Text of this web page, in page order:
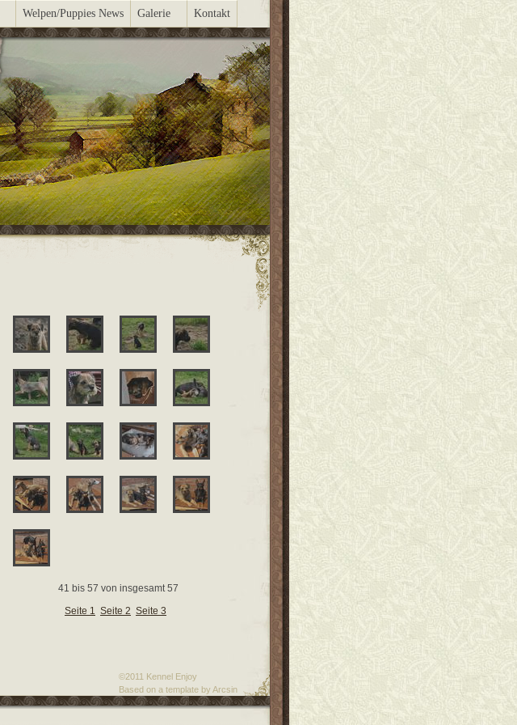
Welpen/Puppies News Galerie Kontakt
41 bis 57 von insgesamt 57
Seite 1 Seite 2 Seite 3
©2011 Kennel Enjoy
Based on a template by Arcsin